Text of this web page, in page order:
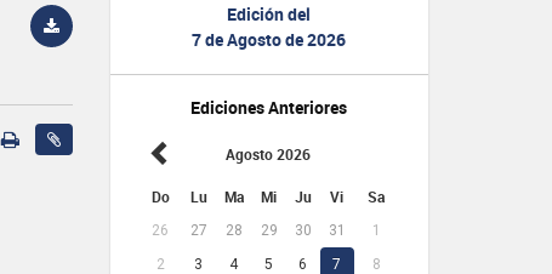
Edición del
7 de Agosto de 2026
Ediciones Anteriores
Agosto 2026
Do Lu Ma Mi Ju Vi Sa
26 27 28 29 30 31
1
2
3 4 5 6 7
8